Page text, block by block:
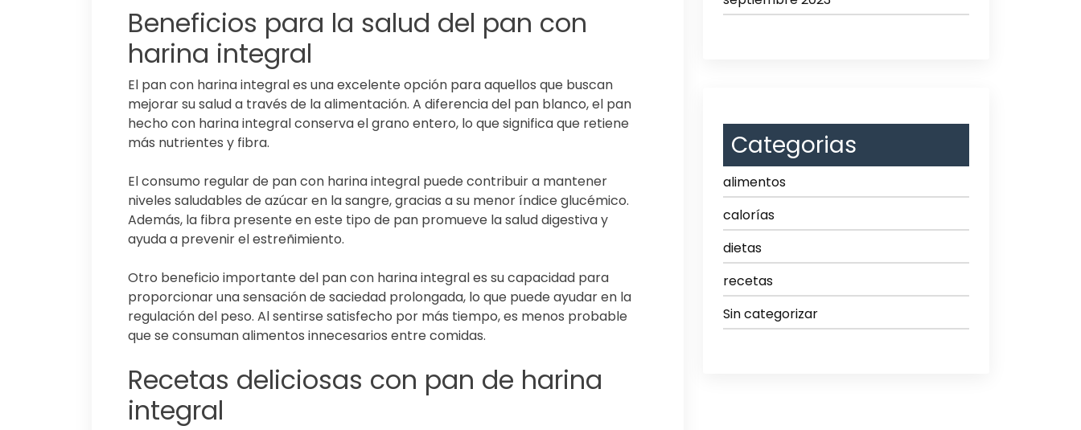
Beneficios para la salud del pan con
harina integral
El pan con harina integral es una excelente opción para aquellos que buscan
mejorar su salud a través de la alimentación. A diferencia del pan blanco, el pan
hecho con harina integral conserva el grano entero, lo que significa que retiene
más nutrientes y fibra.
El consumo regular de pan con harina integral puede contribuir a mantener
niveles saludables de azúcar en la sangre, gracias a su menor índice glucémico.
Además, la fibra presente en este tipo de pan promueve la salud digestiva y
ayuda a prevenir el estreñimiento.
Otro beneficio importante del pan con harina integral es su capacidad para
proporcionar una sensación de saciedad prolongada, lo que puede ayudar en la
regulación del peso. Al sentirse satisfecho por más tiempo, es menos probable
que se consuman alimentos innecesarios entre comidas.
Recetas deliciosas con pan de harina
integral
Categorias
alimentos
calorías
dietas
recetas
Sin categorizar